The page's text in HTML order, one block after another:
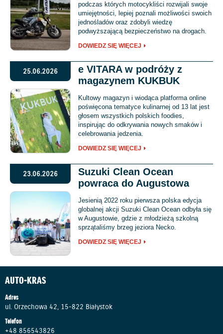
podczas których motocykliści rozwijali swoje
umiejętności, lepiej poznali możliwości swoich
jednośladów oraz zdobyli wiedzę
podwyższającą bezpieczeństwo na drogach.
DOWIEDZ SIĘ WIĘCEJ
25.06.2026
e VITARA w podróży z
magazynem KUKBUK
Kultowy magazyn i wiodąca platforma online
poświęcona tematyce kulinarnej od 13 lat jest
głosem wszystkich polskich foodies,
inspirując do odkrywania nowych smaków i
celebrowania jedzenia.
DOWIEDZ SIĘ WIĘCEJ
23.06.2026
Suzuki Clean Ocean
powraca do Augustowa
Jesienią 2022 roku pierwsza polska edycja
globalnej akcji Suzuki Clean Ocean odbyła się
w Augustowie, gdzie z młodzieżą szkolną
sprzątaliśmy brzeg jeziora Necko.
DOWIEDZ SIĘ WIĘCEJ
AUTO-KRAS
Adres
ul. Orzechowa 42, 15-822 Białystok
Telefon
+48 856543826